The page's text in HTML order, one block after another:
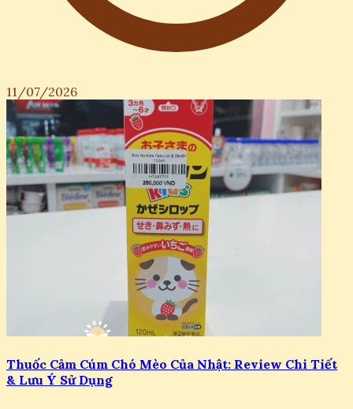
11/07/2026
Thuốc Cảm Cúm Chó Mèo Của Nhật: Review Chi Tiết
& Lưu Ý Sử Dụng